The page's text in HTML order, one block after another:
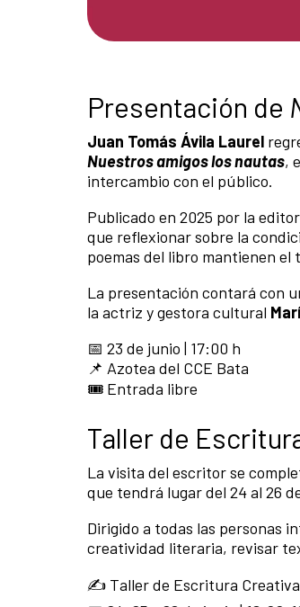
Presentación de
Juan Tomás Ávila Laurel
Nuestros amigos los nautas,
intercambio con el público.
Publicado en 2025 por la
que reflexionar sobre la
poemas del libro mantienen
La presentación contará con
la actriz y gestora cultural
📅 23 de junio | 17:00 h
📌 Azotea del CCE Bata
🎟️ Entrada libre
Taller de
La visita del escritor se
que tendrá lugar del 24 al 26
Dirigido a todas las personas
creatividad literaria, revisar
✍️ Taller de Escritura Creativa